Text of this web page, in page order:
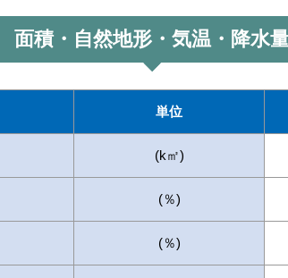
面積・自然地形・気温・降水
単位
(k㎡)
(％)
(％)